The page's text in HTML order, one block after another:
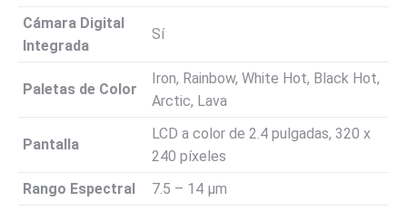
Cámara Digital
Integrada
Sí
Paletas de Color
Iron, Rainbow, White Hot, Black Hot,
Arctic, Lava
Pantalla
LCD a color de 2.4 pulgadas, 320 x
240 píxeles
Rango Espectral
7.5 – 14 µm